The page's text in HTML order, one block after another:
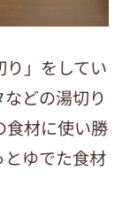
り」をしてい
どの湯切り
食材に使い勝
ゆでた食材